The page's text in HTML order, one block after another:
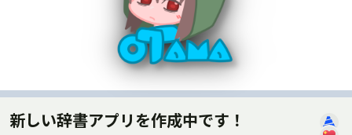
新しい辞書アプリを作成中です！